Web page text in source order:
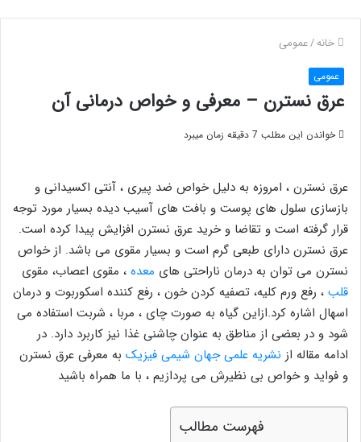
خانه/عمومی
عمومی
عرق نسترن – معرفی و خواص درمانی آن
خواندن این مطلب 7 دقیقه زمان میبرد
عرق نسترن ، امروزه به دلیل خواص ضد پیری ، آنتی اکسیدانی و
بازسازی سلول های پوست و بافت های آسیب دیده بسیار مورد توجه
قرار گرفته است و تقاضا و خرید عرق نسترن افزایش پیدا کرده است.
عرق نسترن دارای طبعی گرم است و بسیار مقوی می باشد. از خواص
نسترن می توان به درمان ناراحتی های معده ، مقوی اعصاب، مقوی
قلب ، رفع ورم کلیه، تصفیه کردن خون ، رفع کننده اسکوربوت و درمان
اسهال اشاره کرد.ازاین گیاه به صورت چای ، مربا ، شربت استفاده می
شود و در بعضی از مناطق به عنوان چاشنی غذا نیز کاربرد دارد. در
ادامه مقاله از نشریه علمی جهان شیمی فیزیک به معرفی عرق نسترن
و فواید و خواص بی نظیرش می پردازیم ، با ما همراه باشید
فهرست مطالب